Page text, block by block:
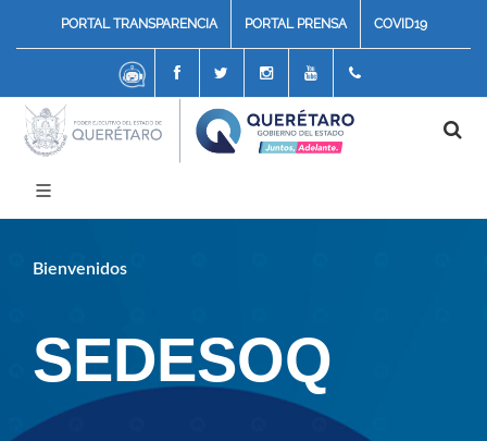
PORTAL TRANSPARENCIA PORTAL PRENSA COVID19
Chatbot FacebookTwitter InstagramYoutube
Bienvenidos
SEDESOQ